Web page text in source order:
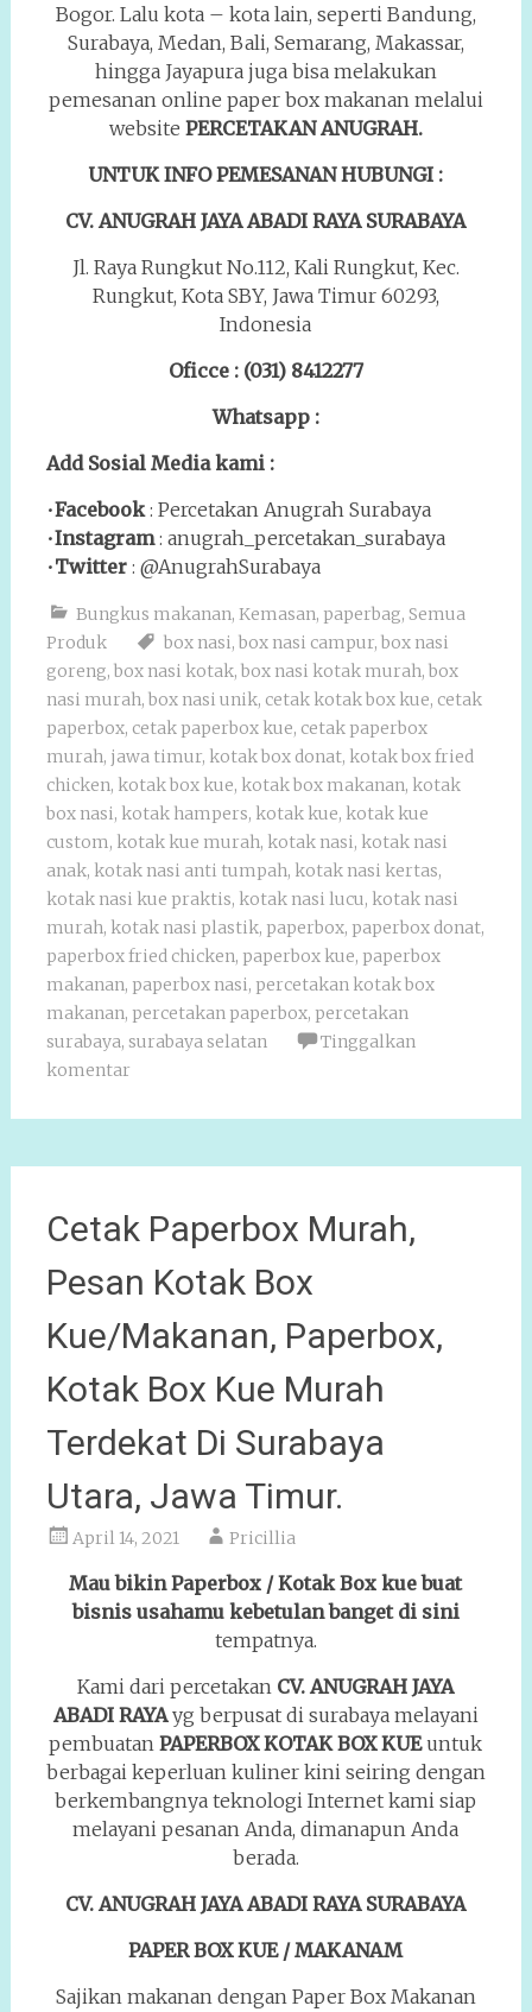
Bogor. Lalu kota – kota lain, seperti Bandung,
Surabaya, Medan, Bali, Semarang, Makassar,
hingga Jayapura juga bisa melakukan
pemesanan online paper box makanan melalui
website PERCETAKAN ANUGRAH.
UNTUK INFO PEMESANAN HUBUNGI :
CV. ANUGRAH JAYA ABADI RAYA SURABAYA
Jl. Raya Rungkut No.112, Kali Rungkut, Kec.
Rungkut, Kota SBY, Jawa Timur 60293,
Indonesia
Oficce : (031) 8412277
Whatsapp :
Add Sosial Media kami :
•Facebook: Percetakan Anugrah Surabaya
•Instagram: anugrah_percetakan_surabaya
•Twitter: @AnugrahSurabaya
Bungkus makanan, Kemasan, paperbag, Semua
Produk
box nasi, box nasi campur, box nasi
goreng, box nasi kotak, box nasi kotak murah, box
nasi murah, box nasi unik, cetak kotak box kue, cetak
paperbox, cetak paperbox kue, cetak paperbox
murah, jawa timur, kotak box donat, kotak box fried
chicken, kotak box kue, kotak box makanan, kotak
box nasi, kotak hampers, kotak kue, kotak kue
custom, kotak kue murah, kotak nasi, kotak nasi
anak, kotak nasi anti tumpah, kotak nasi kertas,
kotak nasi kue praktis, kotak nasi lucu, kotak nasi
murah, kotak nasi plastik, paperbox, paperbox donat,
paperbox fried chicken, paperbox kue, paperbox
makanan, paperbox nasi, percetakan kotak box
makanan, percetakan paperbox, percetakan
surabaya, surabaya selatan
Tinggalkan
komentar
Cetak Paperbox Murah,
Pesan Kotak Box
Kue/Makanan, Paperbox,
Kotak Box Kue Murah
Terdekat Di Surabaya
Utara, Jawa Timur.
April 14, 2021 Pricillia
Mau bikin Paperbox / Kotak Box kue buat
bisnis usahamu kebetulan banget di sini
tempatnya.
Kami dari percetakan CV. ANUGRAH JAYA
ABADI RAYAyg berpusat di surabaya melayani
pembuatanPAPERBOX KOTAK BOX KUEuntuk
berbagai keperluan kuliner kini seiring dengan
berkembangnya teknologi Internet kami siap
melayani pesanan Anda, dimanapun Anda
berada.
CV. ANUGRAH JAYA ABADI RAYA SURABAYA
PAPER BOX KUE / MAKANAM
Sajikan makanan dengan Paper Box Makanan